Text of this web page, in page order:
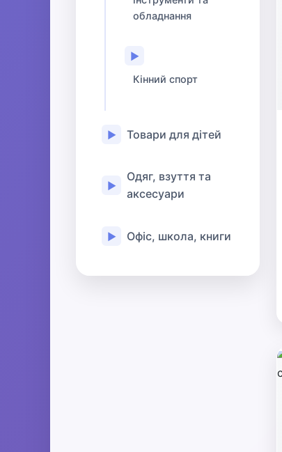
обладнання
▶
Кінний спорт
▶ Товари для дітей
▶
Одяг, взуття та
аксесуари
▶ Офіс, школа, книги